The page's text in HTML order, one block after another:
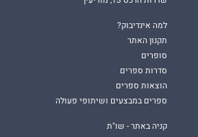
למה אינדיבוק?
תקנון האתר
סופרים
סדרות ספרים
הוצאות ספרים
ספרים במבצעים ושיתופי פעולה
קניה באתר - שו"ת